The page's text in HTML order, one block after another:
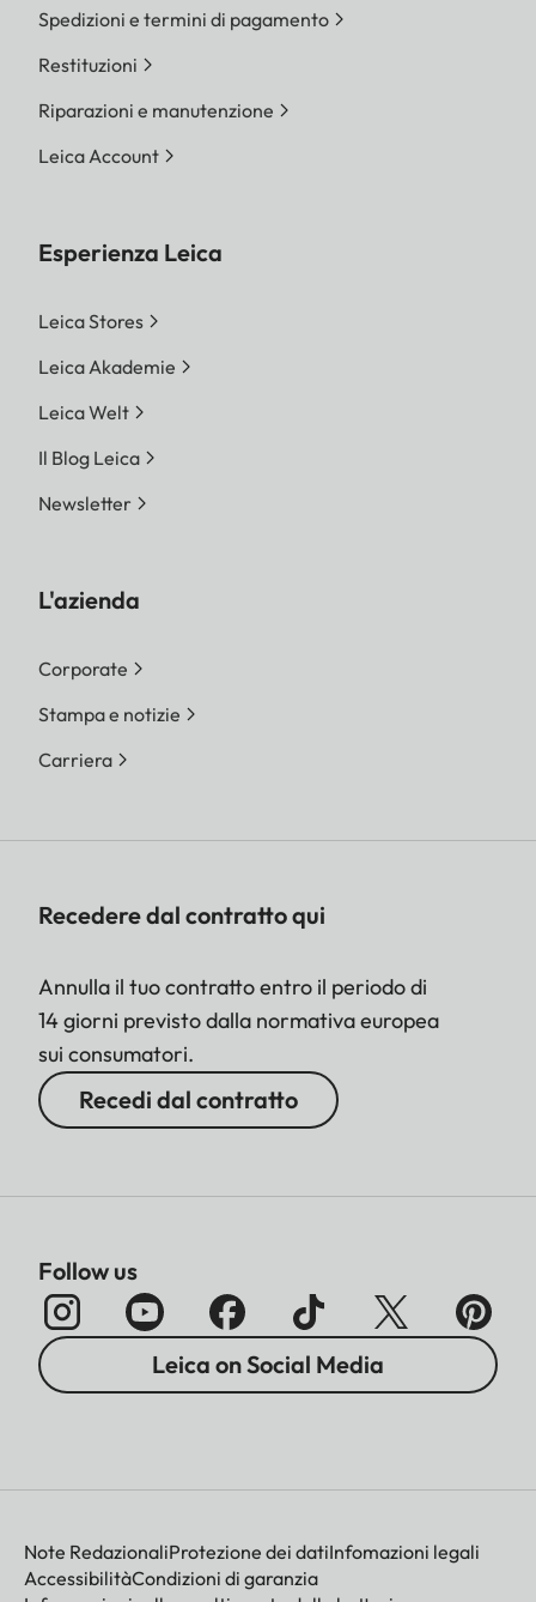
Spedizioni e termini di pagamento
Restituzioni
Riparazioni e manutenzione
Leica Account
Esperienza Leica
Leica Stores
Leica Akademie
Leica Welt
Il Blog Leica
Newsletter
L'azienda
Corporate
Stampa e notizie
Carriera
Recedere dal contratto qui
Annulla il tuo contratto entro il periodo di
14 giorni previsto dalla normativa europea
sui consumatori.
Recedi dal contratto
Follow us
Leica on Social Media
Note RedazionaliProtezione dei datiInfomazioni legali
AccessibilitàCondizioni di garanzia